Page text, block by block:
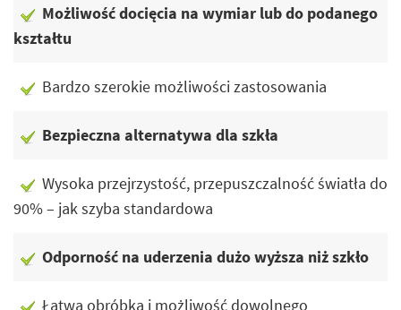
Możliwość docięcia na wymiar lub do podanego
kształtu
Bardzo szerokie możliwości zastosowania
Bezpieczna alternatywa dla szkła
Wysoka przejrzystość, przepuszczalność światła do
90% – jak szyba standardowa
Odporność na uderzenia dużo wyższa niż szkło
Łatwa obróbka i możliwość dowolnego